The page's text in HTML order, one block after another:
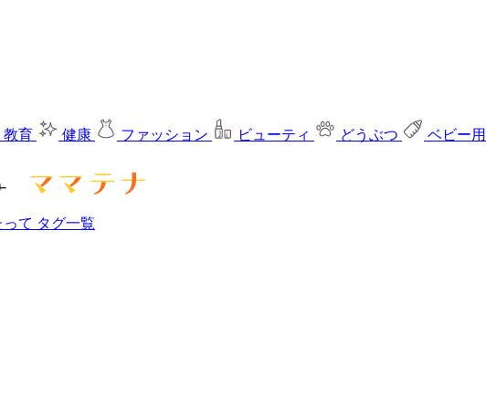
教育 健康 ファッション ビューティ どうぶつ ベビー
て タグ一覧